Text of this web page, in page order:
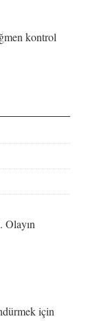
kontrol
Olayın
için